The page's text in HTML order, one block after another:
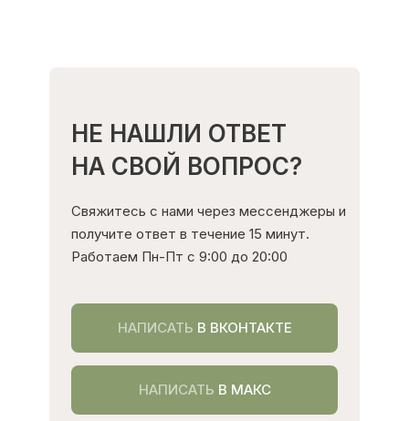
НЕ НАШЛИ ОТВЕТ
НА СВОЙ ВОПРОС?
Свяжитесь с нами через мессенджеры и
получите ответ в течение 15 минут.
Работаем Пн-Пт с 9:00 до 20:00
НАПИСАТЬ В ВКОНТАКТЕ
НАПИСАТЬ В МАКС